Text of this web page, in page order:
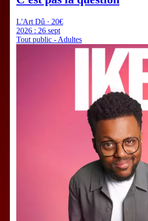
L'Art Dû · 20€
2026 : 26 sept
Tout public - Adultes